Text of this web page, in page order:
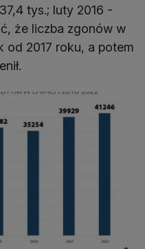
tys.; luty 2016 -
że liczba zgonów w
od 2017 roku, a potem